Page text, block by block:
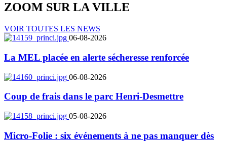
ZOOM SUR LAVILLE
VOIR TOUTES LES NEWS
06-08-2026
La MEL placée en alerte sécheresse renforcée
06-08-2026
Coup de frais dans le parc Henri-Desmettre
05-08-2026
Micro-Folie : six événements à ne pas manquer dès